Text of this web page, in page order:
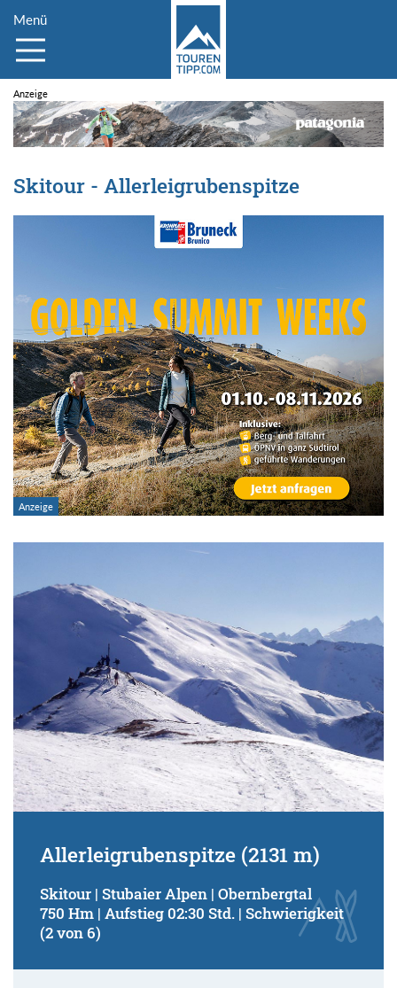
Menü
Skitour - Allerleigrubenspitze
Allerleigrubenspitze (2131 m)
Skitour | Stubaier Alpen | Obernbergtal
750 Hm | Aufstieg 02:30 Std. | Schwierigkeit
(2 von 6)